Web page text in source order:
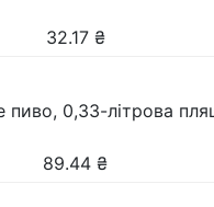
32.17 ₴
пиво, 0,33-літрова
89.44 ₴